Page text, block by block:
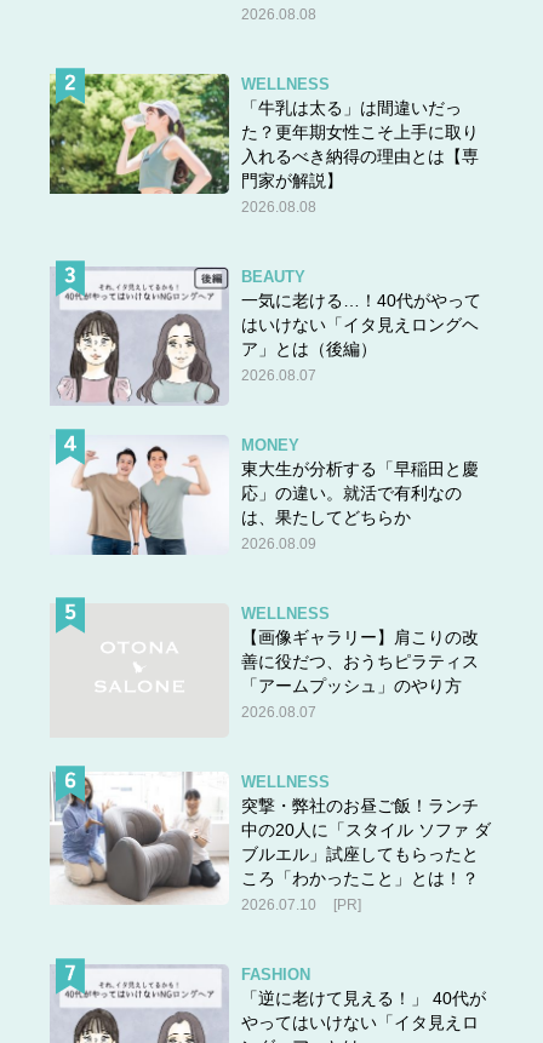
2026.08.08
WELLNESS
「牛乳は太る」は間違いだっ
た？更年期女性こそ上手に取り
入れるべき納得の理由とは【専
門家が解説】
2026.08.08
BEAUTY
一気に老ける…！40代がやって
はいけない「イタ見えロングヘ
ア」とは（後編）
2026.08.07
MONEY
東大生が分析する「早稲田と慶
応」の違い。就活で有利なの
は、果たしてどちらか
2026.08.09
WELLNESS
【画像ギャラリー】肩こりの改
善に役だつ、おうちピラティス
「アームプッシュ」のやり方
2026.08.07
WELLNESS
突撃・弊社のお昼ご飯！ランチ
中の20人に「スタイル ソファ ダ
ブルエル」試座してもらったと
ころ「わかったこと」とは！？
2026.07.10 [PR]
FASHION
「逆に老けて見える！」 40代が
やってはいけない「イタ見えロ